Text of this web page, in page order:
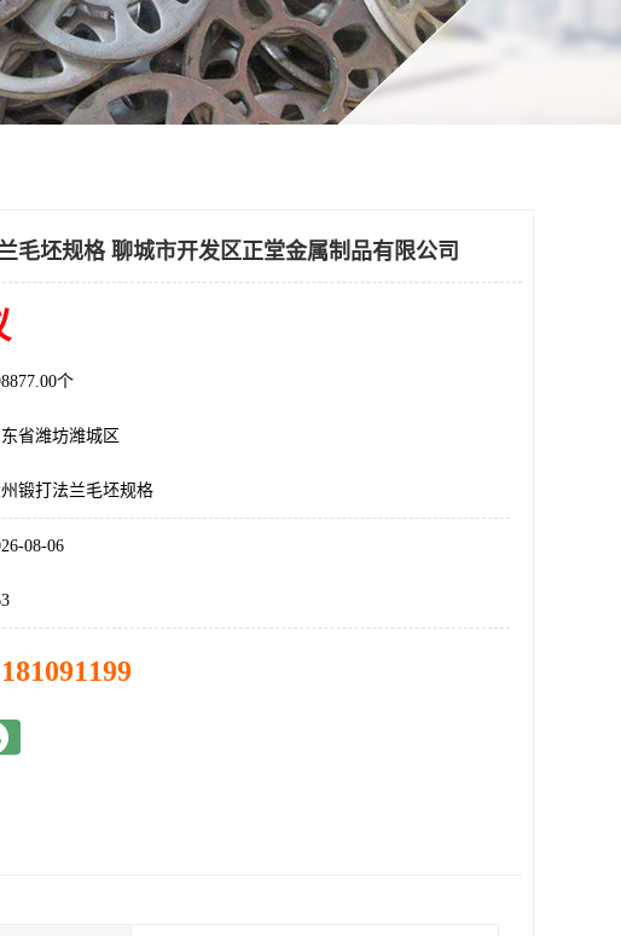
毛坯规格 聊城市开发区正堂金属制品有限公司
个
省潍坊潍城区
锻打法兰毛坯规格
08-06